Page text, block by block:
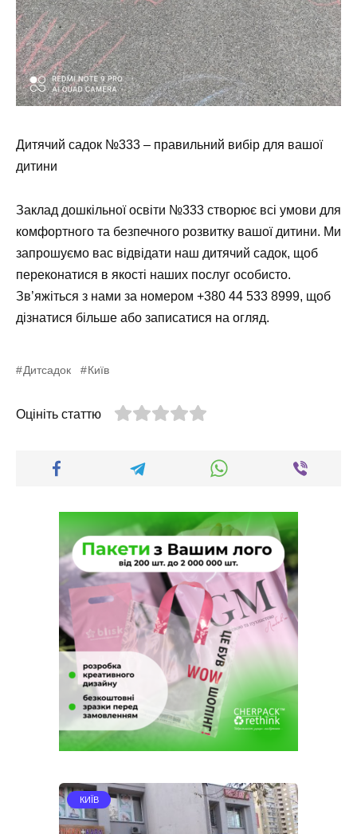
Дитячий садок №333 – правильний вибір для вашої
дитини
Заклад дошкільної освіти №333 створює всі умови для
комфортного та безпечного розвитку вашої дитини. Ми
запрошуємо вас відвідати наш дитячий садок, щоб
переконатися в якості наших послуг особисто.
Зв’яжіться з нами за номером +380 44 533 8999, щоб
дізнатися більше або записатися на огляд.
Дитсадок Київ
Оцініть статтю
КИЇВ